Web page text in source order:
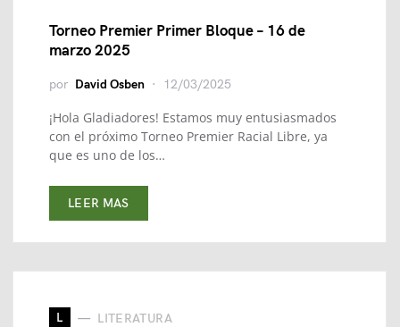
Torneo Premier Primer Bloque – 16 de
marzo 2025
por David Osben 12/03/2025
¡Hola Gladiadores! Estamos muy entusiasmados
con el próximo Torneo Premier Racial Libre, ya
que es uno de los…
LEER MAS
L LITERATURA